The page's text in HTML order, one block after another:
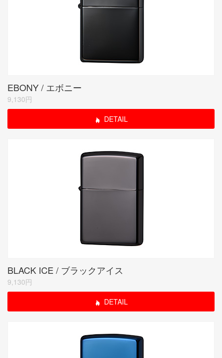
EBONY / エボニー
9,130円
DETAIL
BLACK ICE / ブラックアイス
9,130円
DETAIL